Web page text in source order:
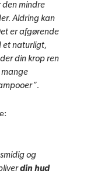
den mindre
Aldring kan
er afgørende
et naturligt,
din krop ren
mange
og
din hud